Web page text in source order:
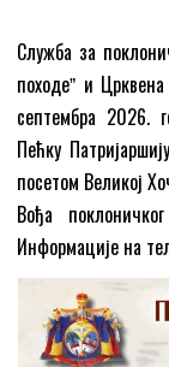
Служба за
походеˮ и
септембра 2026.
Пећку
посетом Великој
Вођа
Информације на